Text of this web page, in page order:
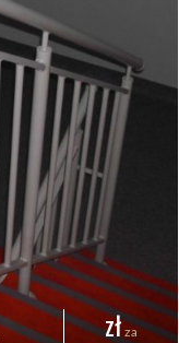
zł za